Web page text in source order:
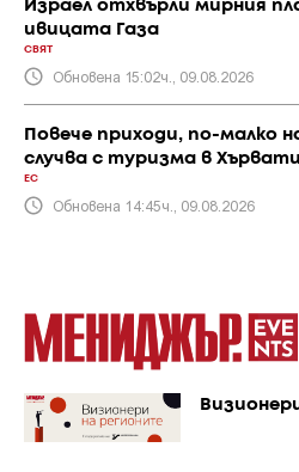
Израел отхвърли мирния
ивицата Газа
СВЯТ
Обновена 15:02ч., 09.08.2026
Повече приходи, по-малко
случва с туризма в
ЕС
Обновена 14:45ч., 09.08.2026